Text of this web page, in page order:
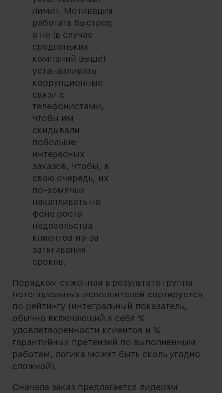
лимит. Мотивация
работать быстрее,
а не (в случае
средненьких
компаний выше)
устанавливать
коррупционные
связи с
телефонистами,
чтобы им
скидывали
побольше
интересных
заказов, чтобы, в
свою очередь, их
по-хомячьи
накапливать на
фоне роста
недовольства
клиентов из-за
затягивания
сроков.
Порядком суженная в результате группа
потенциальных исполнителей сортируется
по рейтингу (интегральный показатель,
обычно включающий в себя %
удовлетворенности клиентов и %
гарантийных претензий по выполненным
работам, логика может быть сколь угодно
сложной).
Сначала заказ предлагается лидерам